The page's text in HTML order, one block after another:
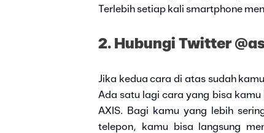
Terlebih setiap kali smartphone
2. Hubungi Twitter
Jika kedua cara di atas sudah
Ada satu lagi cara yang bisa
AXIS. Bagi kamu yang lebih
telepon, kamu bisa langsung